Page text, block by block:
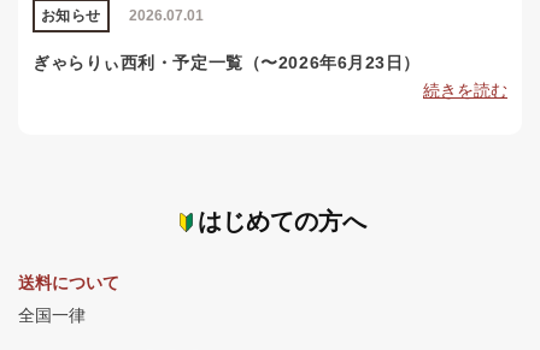
2026.07.01
お知らせ
ぎゃらりぃ西利・予定一覧（〜2026年6月23日）
続きを読む
はじめての方へ
送料について
全国一律